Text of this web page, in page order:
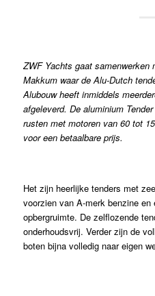
ZWF Yachts gaat samenwerken
Makkum waar de Alu-Dutch
Alubouw heeft inmiddels
afgeleverd. De aluminium
rusten met motoren van 60 tot
voor een betaalbare prijs.
Het zijn heerlijke tenders met
voorzien van A-merk benzine
opbergruimte. De zelflozende
onderhoudsvrij. Verder zijn de
boten bijna volledig naar eigen